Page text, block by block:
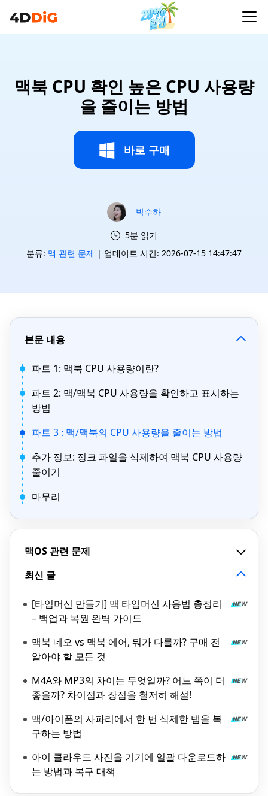
맥북 CPU 확인 높은 CPU 사용량
을 줄이는 방법
바로 구매
박수하
5분 읽기
분류: 맥 관련 문제 | 업데이트 시간: 2026-07-15 14:47:47
본문 내용
파트 1: 맥북 CPU 사용량이란?
파트 2: 맥/맥북 CPU 사용량을 확인하고 표시하는
방법
파트 3 : 맥/맥북의 CPU 사용량을 줄이는 방법
추가 정보: 정크 파일을 삭제하여 맥북 CPU 사용량
줄이기
마무리
맥OS 관련 문제
최신 글
[타임머신 만들기] 맥 타임머신 사용법 총정리
– 백업과 복원 완벽 가이드
맥북 네오 vs 맥북 에어, 뭐가 다를까? 구매 전
알아야 할 모든 것
M4A와 MP3의 차이는 무엇일까? 어느 쪽이 더
좋을까? 차이점과 장점을 철저히 해설!
맥/아이폰의 사파리에서 한 번 삭제한 탭을 복
구하는 방법
아이 클라우드 사진을 기기에 일괄 다운로드하
는 방법과 복구 대책